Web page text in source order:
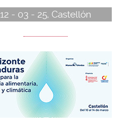
12 - 03 - 25, Castellón